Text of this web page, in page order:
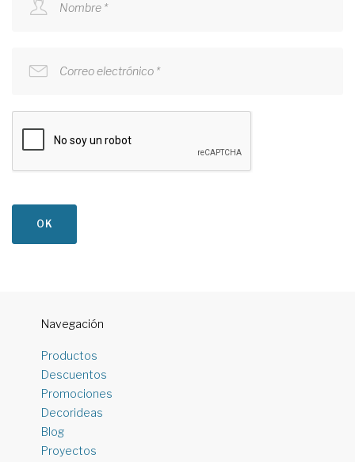
Nombre *
Correo electrónico *
OK
Navegación
Productos
Descuentos
Promociones
Decorideas
Blog
Proyectos